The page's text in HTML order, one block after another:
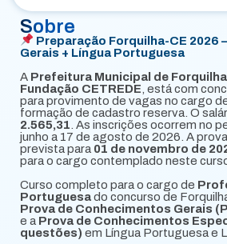
Sobre
Preparação Forquilha-CE
Gerais + Língua Portuguesa
A Prefeitura Municipal de
Fundação CETREDE , está com
para provimento de vagas no cargo
formação de cadastro reserva. O
2.565,31 . As inscrições ocorrem no
junho a 17 de agosto de 2026. A
prevista para 01 de novembro de
para o cargo contemplado neste
Curso completo para o cargo de
Portuguesado concurso de
Prova de Conhecimentos Gerais
e a Prova de Conhecimentos
questões) em Língua Portuguesa e